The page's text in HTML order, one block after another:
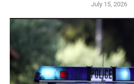
July 15, 2026